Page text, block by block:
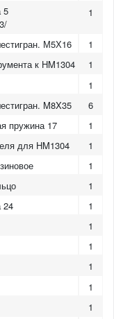
5
1
М5Х16
1
к HM1304
1
1
M8X35
6
пружина 17
1
для HM1304
1
1
1
24
1
1
1
1
1
1